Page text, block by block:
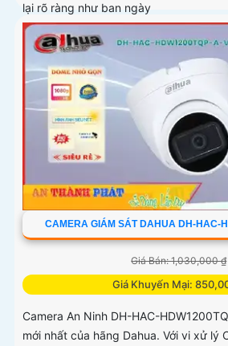
lại rõ ràng như ban ngày
CAMERA GIÁM SÁT DAHUA DH-HAC-
Giá Bán: 1,030,000 ₫
Giá Khuyến Mại:
Camera An Ninh DH-HAC-
mới nhất của hãng Dahua. Với vi xử lý